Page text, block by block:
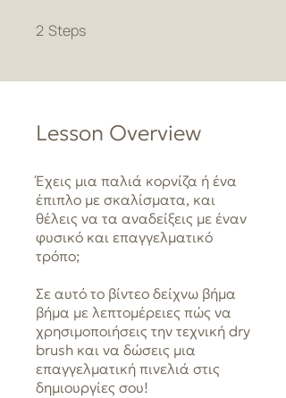
2 Steps
Lesson Overview
Έχεις μια παλιά κορνίζα ή ένα
έπιπλο με σκαλίσματα, και
θέλεις να τα αναδείξεις με έναν
φυσικό και επαγγελματικό
τρόπο;
Σε αυτό το βίντεο δείχνω βήμα
βήμα με λεπτομέρειες πώς να
χρησιμοποιήσεις την τεχνική dry
brush και να δώσεις μια
επαγγελματική πινελιά στις
δημιουργίες σου!